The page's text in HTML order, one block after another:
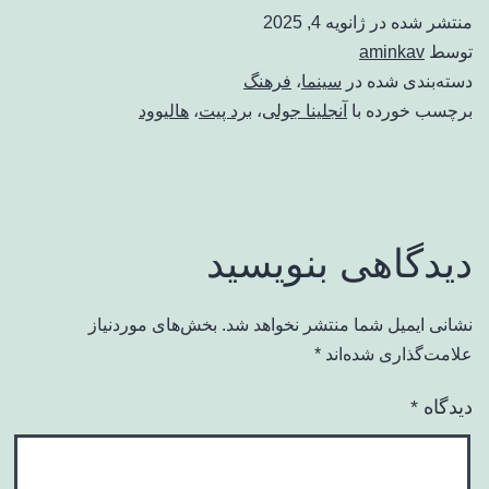
منتشر شده در ژانویه 4, 2025
توسط aminkav
دسته‌بندی شده در سینما، فرهنگ
برچسب خورده با آنجلینا جولی، برد پیت، هالیوود
دیدگاهی بنویسید
نشانی ایمیل شما منتشر نخواهد شد. بخش‌های موردنیاز
علامت‌گذاری شده‌اند *
دیدگاه *